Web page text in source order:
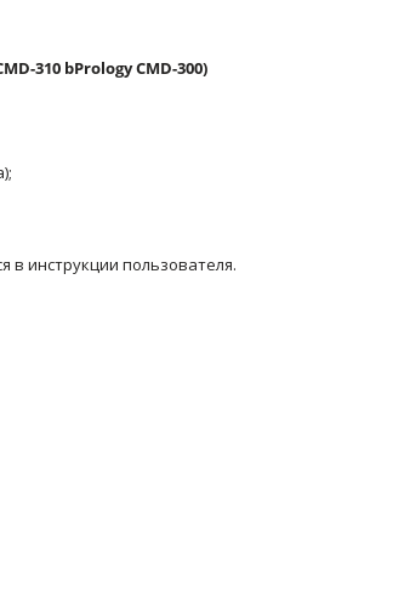
310 bPrology CMD-300)
инструкции пользователя.